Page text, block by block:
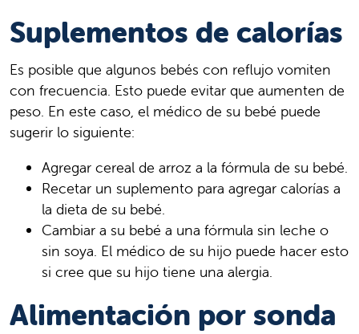
Suplementos de calorías
Es posible que algunos bebés con reflujo vomiten
con frecuencia. Esto puede evitar que aumenten de
peso. En este caso, el médico de su bebé puede
sugerir lo siguiente:
Agregar cereal de arroz a la fórmula de su bebé.
Recetar un suplemento para agregar calorías a
la dieta de su bebé.
Cambiar a su bebé a una fórmula sin leche o
sin soya. El médico de su hijo puede hacer esto
si cree que su hijo tiene una alergia.
Alimentación por sonda